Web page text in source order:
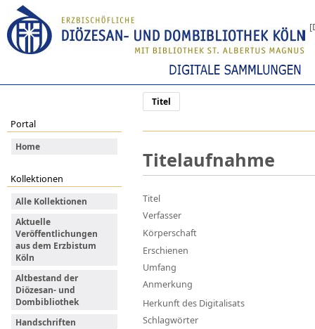
Titel
Portal
Home
Kollektionen
Alle Kollektionen
Aktuelle
Veröffentlichungen
aus dem Erzbistum
Köln
Altbestand der
Diözesan- und
Dombibliothek
Handschriften
Titelaufnahme
Titel
Verfasser
Körperschaft
Erschienen
Umfang
Anmerkung
Herkunft des Digitalisats
Schlagwörter